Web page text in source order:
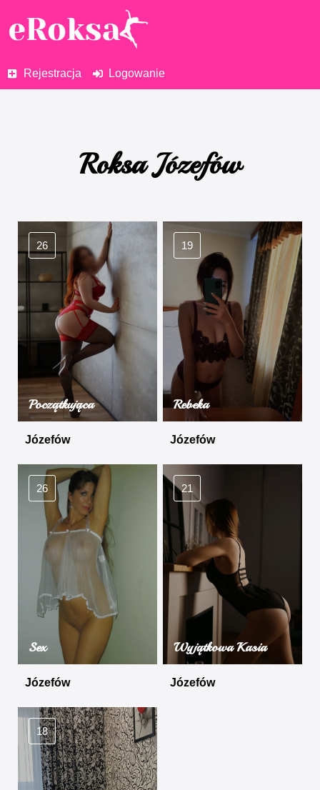
Rejestracja Logowanie
Roksa Józefów
26
Początkująca
Józefów
19
Rebeka
Józefów
26
Sex
Józefów
21
Wyjątkowa Kasia
Józefów
18